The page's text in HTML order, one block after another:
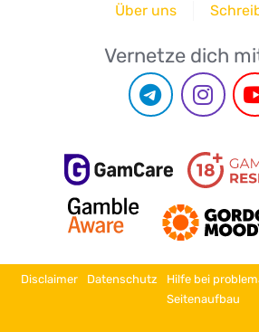
Über uns
Vernetze dich
Disclaimer Datenschutz
Hilfe bei
Seitenaufbau